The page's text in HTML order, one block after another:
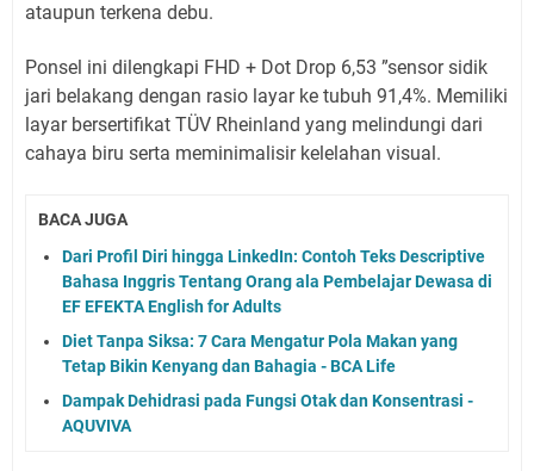
ataupun terkena debu.
Ponsel ini dilengkapi FHD + Dot Drop 6,53 ”sensor sidik
jari belakang dengan rasio layar ke tubuh 91,4%. Memiliki
layar bersertifikat TÜV Rheinland yang melindungi dari
cahaya biru serta meminimalisir kelelahan visual.
BACA JUGA
Dari Profil Diri hingga LinkedIn: Contoh Teks Descriptive
Bahasa Inggris Tentang Orang ala Pembelajar Dewasa di
EF EFEKTA English for Adults
Diet Tanpa Siksa: 7 Cara Mengatur Pola Makan yang
Tetap Bikin Kenyang dan Bahagia - BCA Life
Dampak Dehidrasi pada Fungsi Otak dan Konsentrasi -
AQUVIVA